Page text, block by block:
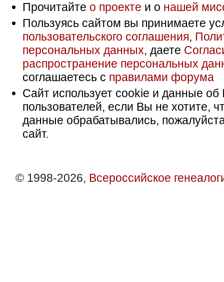
Прочитайте о проекте и о нашей
Пользуясь сайтом вы принимаете
пользовательского соглашения,
персональных данных, даете
распространение персональных
соглашаетесь с правилами форума
Сайт использует cookie и данные об
пользователей, если Вы не хотите,
данные обрабатывались,
сайт.
© 1998-2026, Всероссийское